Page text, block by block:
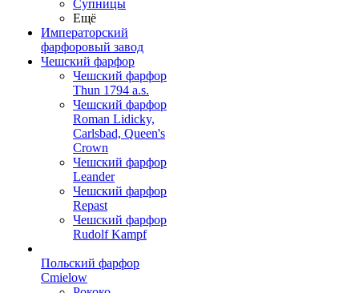
Супницы
Ещё
Императорский
фарфоровый завод
Чешский фарфор
Чешский фарфор
Thun 1794 a.s.
Чешский фарфор
Roman Lidicky,
Carlsbad, Queen's
Crown
Чешский фарфор
Leander
Чешский фарфор
Repast
Чешский фарфор
Rudolf Kampf
Польский фарфор
Сmielow